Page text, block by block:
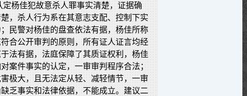
杨佳犯故意杀人罪事实清楚，证据确
，杀人行为系在其意志支配、控制下实
民警对杨佳的盘查依法有据，杨佳所称
合公开审判的原则，所有证人证言均经
法有据，法庭保障了其质证权利，杨佳
案件事实的认定，一审审判程序合法；
极大，且无法定从轻、减轻情节，一审
乏事实和法律依据，不能成立。建议二